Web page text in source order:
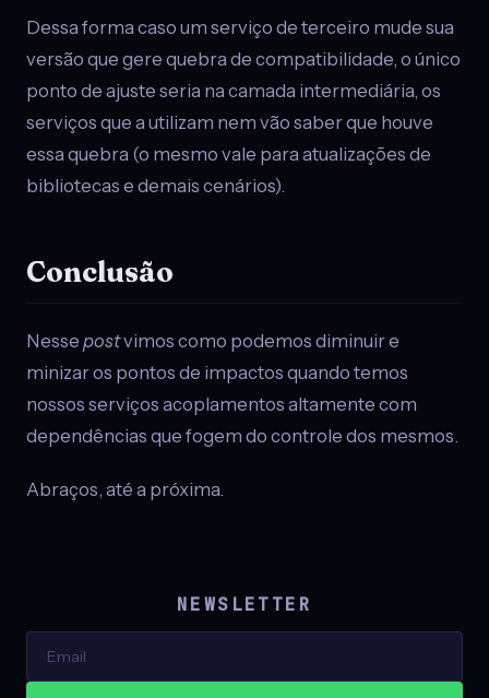
Dessa forma caso um serviço de terceiro mude sua
versão que gere quebra de compatibilidade, o único
ponto de ajuste seria na camada intermediária, os
serviços que a utilizam nem vão saber que houve
essa quebra (o mesmo vale para atualizações de
bibliotecas e demais cenários).
Conclusão
Nesse postvimos como podemos diminuir e
minizar os pontos de impactos quando temos
nossos serviços acoplamentos altamente com
dependências que fogem do controle dos mesmos.
Abraços, até a próxima.
NEWSLETTER